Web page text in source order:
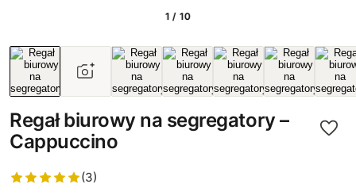
1 / 10
Regał biurowy na segregatory –
Cappuccino
(3)